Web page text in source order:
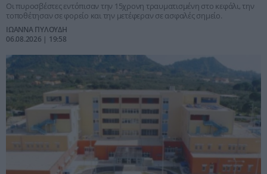
Οι πυροσβέστες εντόπισαν την 15χρονη τραυματισμένη στο κεφάλι, την
τοποθέτησαν σε φορείο και την μετέφεραν σε ασφαλές σημείο.
ΙΩΑΝΝΑ ΠΥΛΟΥΔΗ
06.08.2026 | 19:58